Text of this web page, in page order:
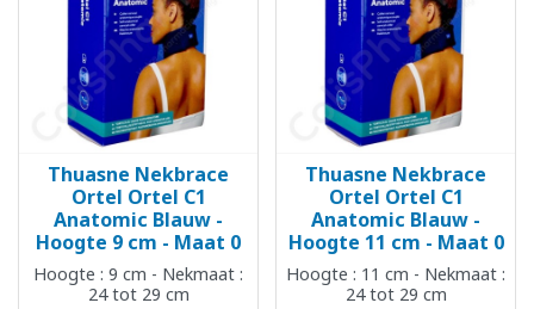
Thuasne Nekbrace
Ortel Ortel C1
Anatomic Blauw -
Hoogte 9 cm - Maat 0
Hoogte : 9 cm - Nekmaat :
24 tot 29 cm
Thuasne Nekbrace
Ortel Ortel C1
Anatomic Blauw -
Hoogte 11 cm - Maat 0
Hoogte : 11 cm - Nekmaat :
24 tot 29 cm